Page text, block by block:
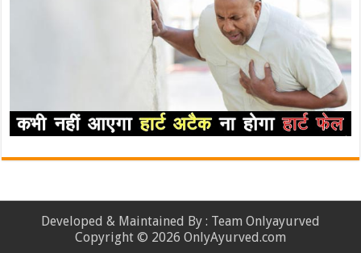
Developed & Maintained By : Team Onlyayurved
Copyright © 2026 OnlyAyurved.com